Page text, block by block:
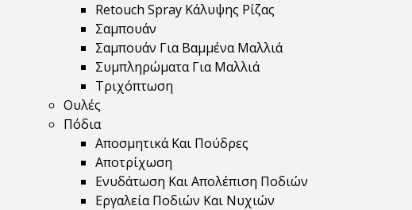
Retouch Spray Κάλυψης Ρίζας
Σαμπουάν
Σαμπουάν Για Βαμμένα Μαλλιά
Συμπληρώματα Για Μαλλιά
Τριχόπτωση
Ουλές
Πόδια
Αποσμητικά Και Πούδρες
Αποτρίχωση
Ενυδάτωση Και Απολέπιση Ποδιών
Εργαλεία Ποδιών Και Νυχιών